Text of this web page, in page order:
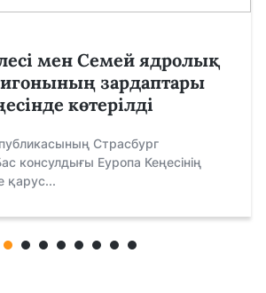
мен Семей ядролық
зардаптары
көтерілді
Страсбург
консулдығы Еуропа Кеңесінің
қарус...